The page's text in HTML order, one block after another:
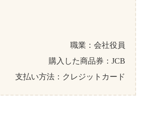
職業：会社役員
購入した商品券：JCB
支払い方法：クレジットカード